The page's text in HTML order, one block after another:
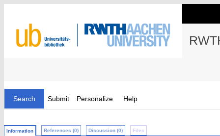
Search Submit Personalize Help
Information References (0) Discussion (0) Files